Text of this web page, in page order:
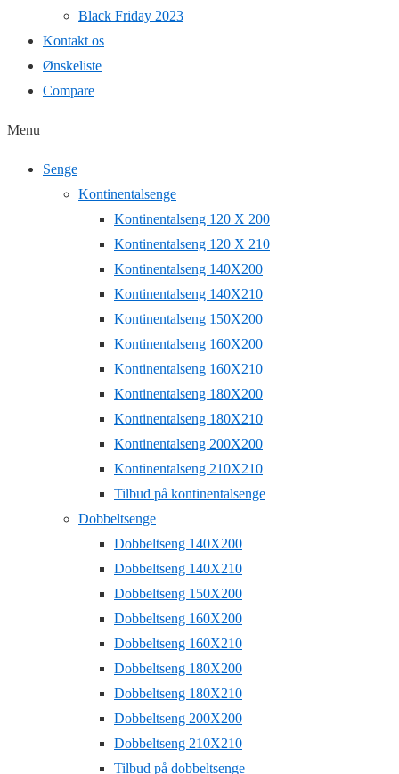
Black Friday 2023
Kontakt os
Ønskeliste
Compare
Menu
Senge
Kontinentalsenge
Kontinentalseng 120 X 200
Kontinentalseng 120 X 210
Kontinentalseng 140X200
Kontinentalseng 140X210
Kontinentalseng 150X200
Kontinentalseng 160X200
Kontinentalseng 160X210
Kontinentalseng 180X200
Kontinentalseng 180X210
Kontinentalseng 200X200
Kontinentalseng 210X210
Tilbud på kontinentalsenge
Dobbeltsenge
Dobbeltseng 140X200
Dobbeltseng 140X210
Dobbeltseng 150X200
Dobbeltseng 160X200
Dobbeltseng 160X210
Dobbeltseng 180X200
Dobbeltseng 180X210
Dobbeltseng 200X200
Dobbeltseng 210X210
Tilbud på dobbeltsenge